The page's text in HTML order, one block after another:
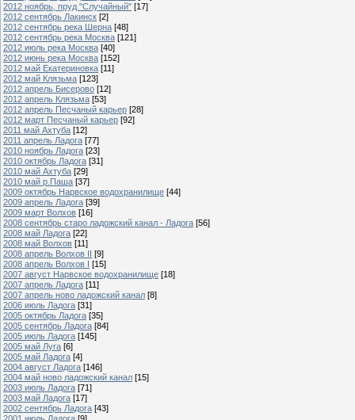
2012 ноябрь, пруд "Случайный" [17]
2012 сентябрь Лакинск [2]
2012 сентябрь река Шерна [48]
2012 сентябрь река Москва [121]
2012 июль река Москва [40]
2012 июнь река Москва [152]
2012 май Екатериновка [11]
2012 май Клязьма [123]
2012 апрель Бисерово [12]
2012 апрель Клязьма [53]
2012 апрель Песчаный карьер [28]
2012 март Песчаный карьер [92]
2011 май Ахтуба [12]
2011 апрель Ладога [77]
2010 ноябрь Ладога [23]
2010 октябрь Ладога [31]
2010 май Ахтуба [29]
2010 май р.Паша [37]
2009 октябрь Нарвское водохранилище [44]
2009 апрель Ладога [39]
2009 март Волхов [16]
2008 сентябрь старо ладожский канал - Ладога [56]
2008 май Ладога [22]
2008 май Волхов [11]
2008 апрель Волхов II [9]
2008 апрель Волхов I [15]
2007 август Нарвское водохранилище [18]
2007 апрель Ладога [11]
2007 апрель ново ладожский канал [8]
2006 июль Ладога [31]
2005 октябрь Ладога [35]
2005 сентябрь Ладога [84]
2005 июль Ладога [145]
2005 май Луга [6]
2005 май Ладога [4]
2004 август Ладога [146]
2004 май ново ладожский канал [15]
2003 июль Ладога [71]
2003 май Ладога [17]
2002 сентябрь Ладога [43]